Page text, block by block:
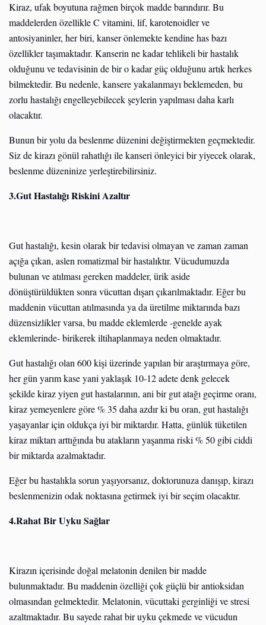
Kiraz, ufak boyutuna rağmen birçok madde barındırır. Bu
maddelerden özellikle C vitamini, lif, karotenoidler ve
antosiyaninler, her biri, kanser önlemekte kendine has bazı
özellikler taşımaktadır. Kanserin ne kadar tehlikeli bir hastalık
olduğunu ve tedavisinin de bir o kadar güç olduğunu artık herkes
bilmektedir. Bu nedenle, kansere yakalanmayı beklemeden, bu
zorlu hastalığı engelleyebilecek şeylerin yapılması daha karlı
olacaktır.
Bunun bir yolu da beslenme düzenini değiştirmekten geçmektedir.
Siz de kirazı gönül rahatlığı ile kanseri önleyici bir yiyecek olarak,
beslenme düzeninize yerleştirebilirsiniz.
3.Gut Hastalığı Riskini Azaltır
Gut hastalığı, kesin olarak bir tedavisi olmayan ve zaman zaman
açığa çıkan, aslen romatizmal bir hastalıktır. Vücudumuzda
bulunan ve atılması gereken maddeler, ürik aside
dönüştürüldükten sonra vücuttan dışarı çıkarılmaktadır. Eğer bu
maddenin vücuttan atılmasında ya da üretilme miktarında bazı
düzensizlikler varsa, bu madde eklemlerde -genelde ayak
eklemlerinde- birikerek iltihaplanmaya neden olmaktadır.
Gut hastalığı olan 600 kişi üzerinde yapılan bir araştırmaya göre,
her gün yarım kase yani yaklaşık 10-12 adete denk gelecek
şekilde kiraz yiyen gut hastalarının, ani bir gut atağı geçirme oranı,
kiraz yemeyenlere göre % 35 daha azdır ki bu oran, gut hastalığı
yaşayanlar için oldukça iyi bir miktardır. Hatta, günlük tüketilen
kiraz miktarı arttığında bu atakların yaşanma riski % 50 gibi ciddi
bir miktarda azalmaktadır.
Eğer bu hastalıkla sorun yaşıyorsanız, doktorunuza danışıp, kirazı
beslenmenizin odak noktasına getirmek iyi bir seçim olacaktır.
4.Rahat Bir Uyku Sağlar
Kirazın içerisinde doğal melatonin denilen bir madde
bulunmaktadır. Bu maddenin özelliği çok güçlü bir antioksidan
olmasından gelmektedir. Melatonin, vücuttaki gerginliği ve stresi
azaltmaktadır. Bu sayede rahat bir uyku çekmede ve vücudun